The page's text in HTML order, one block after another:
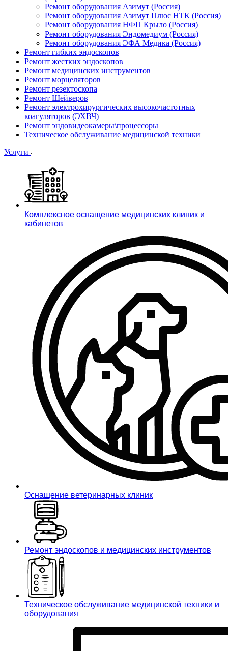
Ремонт оборудования Азимут (Россия)
Ремонт оборудования Азимут Плюс НТК (Россия)
Ремонт оборудования НФП Крыло (Россия)
Ремонт оборудования Эндомедиум (Россия)
Ремонт оборудования ЭФА Медика (Россия)
Ремонт гибких эндоскопов
Ремонт жестких эндоскопов
Ремонт медицинских инструментов
Ремонт морцеляторов
Ремонт резектоскопа
Ремонт Шейверов
Ремонт электрохирургических высокочастотных
коагуляторов (ЭХВЧ)
Ремонт эндовидеокамеры\процессоры
Техническое обслуживание медицинской техники
Услуги
Комплексное оснащение медицинских клиник и
кабинетов
Оснащение ветеринарных клиник
Ремонт эндоскопов и медицинских инструментов
Техническое обслуживание медицинской техники и
оборудования